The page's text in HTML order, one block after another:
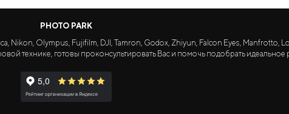
PHOTO PARK
Olympus, Fujifilm, DJI, Tamron, Godox, Zhiyun, Falcon Eyes, Manfrotto,
технике, готовы проконсультировать Вас и помочь подобрать